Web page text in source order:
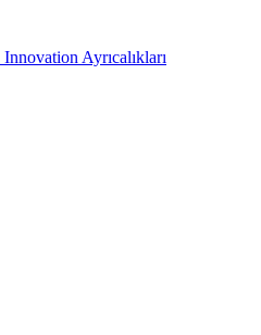
Innovation Ayrıcalıkları